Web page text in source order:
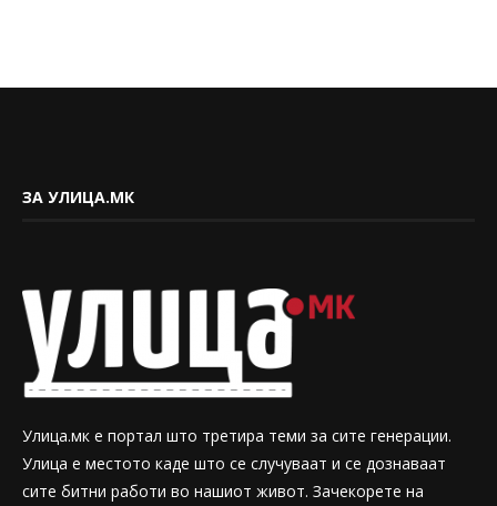
ЗА УЛИЦА.МК
Улица.мк е портал што третира теми за сите генерации.
Улица е местото каде што се случуваат и се дознаваат
сите битни работи во нашиот живот. Зачекорете на